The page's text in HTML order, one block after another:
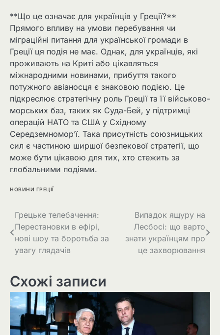
**Що це означає для українців у Греції?**
Прямого впливу на умови перебування чи
міграційні питання для української громади в
Греції ця подія не має. Однак, для українців, які
проживають на Криті або цікавляться
міжнародними новинами, прибуття такого
потужного авіаносця є знаковою подією. Це
підкреслює стратегічну роль Греції та її військово-
морських баз, таких як Суда-Бей, у підтримці
операцій НАТО та США у Східному
Середземномор’ї. Така присутність союзницьких
сил є частиною ширшої безпекової стратегії, що
може бути цікавою для тих, хто стежить за
глобальними подіями.
НОВИНИ ГРЕЦІЇ
Грецьке телебачення:
Перестановки в ефірі,
нові шоу та боротьба за
увагу глядачів
Випадок ящуру на
Лесбосі: що варто
знати українцям про
це захворювання
Схожі записи